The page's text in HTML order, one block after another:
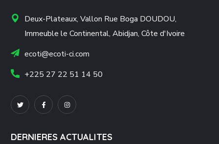
Deux-Plateaux, Vallon Rue Boga DOUDOU,
Immeuble le Continental, Abidjan, Côte d'Ivoire
ecoti@ecoti-ci.com
+225 27 22 51 14 50
DERNIERES ACTUALITES